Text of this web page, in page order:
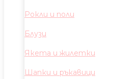
Рокли и поли
Блузи
Якета и жилетки
Шапки и ръкавици